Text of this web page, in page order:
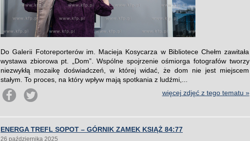
Do Galerii Fotoreporterów im. Macieja Kosycarza w Bibliotece Chełm zawitała
wystawa zbiorowa pt. „Dom”. Wspólne spojrzenie ośmiorga fotografów tworzy
niezwykłą mozaikę doświadczeń, w której widać, że dom nie jest miejscem
stałym. To proces, na który wpływ mają spotkania z ludźmi,...
więcej zdjęć z tego tematu »
ENERGA TREFL SOPOT – GÓRNIK ZAMEK KSIĄŻ 84:77
26 października 2025